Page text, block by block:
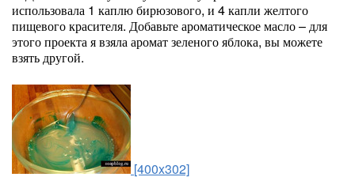
использовала 1 каплю бирюзового, и 4 капли желтого
пищевого красителя. Добавьте ароматическое масло – для
этого проекта я взяла аромат зеленого яблока, вы можете
взять другой.
[400x302]